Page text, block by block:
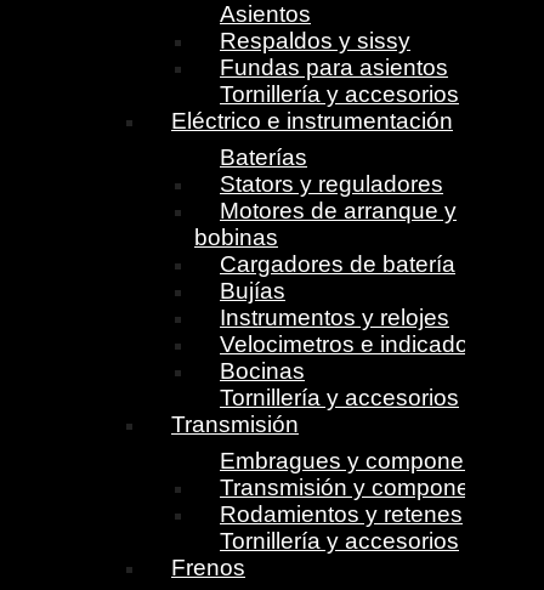
Asientos
Respaldos y sissy
Fundas para asientos
Tornillería y accesorios
Eléctrico e instrumentación
Baterías
Stators y reguladores
Motores de arranque y
bobinas
Cargadores de batería
Bujías
Instrumentos y relojes
Velocimetros e indicadores
Bocinas
Tornillería y accesorios
Transmisión
Embragues y componentes
Transmisión y componentes
Rodamientos y retenes
Tornillería y accesorios
Frenos